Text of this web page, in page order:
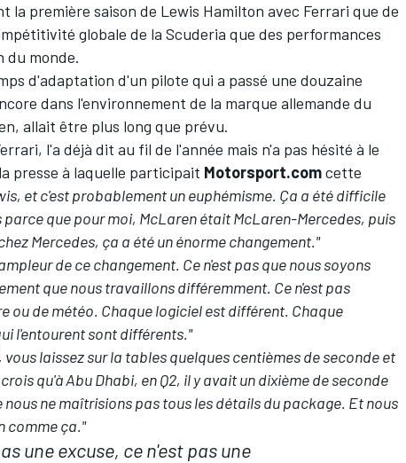
la première saison de Lewis Hamilton avec Ferrari que de
globale de la Scuderia que des performances
du monde.
d'adaptation d'un pilote qui a passé une douzaine
dans l'environnement de la marque allemande du
, allait être plus long que prévu.
l'a déjà dit au fil de l'année mais n'a pas hésité à le
presse à laquelle participait Motorsport.comcette
et c'est probablement un euphémisme. Ça a été difficile
parce que pour moi, McLaren était McLaren-Mercedes, puis
Mercedes, ça a été un énorme changement."
de ce changement. Ce n'est pas que nous soyons
que nous travaillons différemment. Ce n'est pas
ou de météo. Chaque logiciel est différent. Chaque
l'entourent sont différents."
laissez sur la tables quelques centièmes de seconde et
qu'à Abu Dhabi, en Q2, il y avait un dixième de seconde
nous ne maîtrisions pas tous les détails du package. Et nous
comme ça."
une excuse, ce n'est pas une